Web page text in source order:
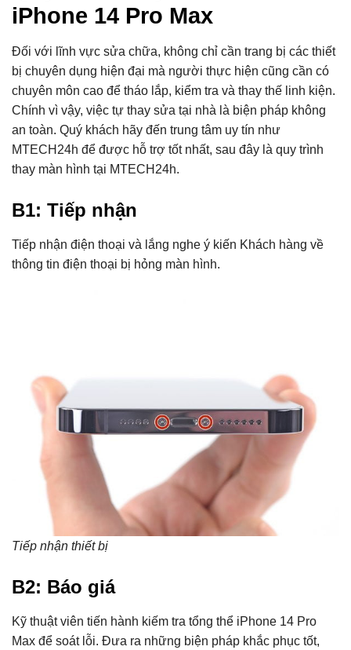
iPhone 14 Pro Max
Đối với lĩnh vực sửa chữa, không chỉ cần trang bị các thiết
bị chuyên dụng hiện đại mà người thực hiện cũng cần có
chuyên môn cao để tháo lắp, kiểm tra và thay thế linh kiện.
Chính vì vậy, việc tự thay sửa tại nhà là biện pháp không
an toàn. Quý khách hãy đến trung tâm uy tín như
MTECH24h để được hỗ trợ tốt nhất, sau đây là quy trình
thay màn hình tại MTECH24h.
B1: Tiếp nhận
Tiếp nhận điện thoại và lắng nghe ý kiến Khách hàng về
thông tin điện thoại bị hỏng màn hình.
Tiếp nhận thiết bị
B2: Báo giá
Kỹ thuật viên tiến hành kiếm tra tổng thể iPhone 14 Pro
Max để soát lỗi. Đưa ra những biện pháp khắc phục tốt,